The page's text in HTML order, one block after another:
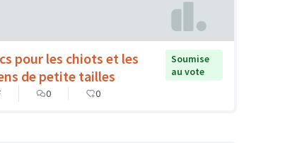
pour les chiots et les
de petite tailles
Soumise
au vote
0 0